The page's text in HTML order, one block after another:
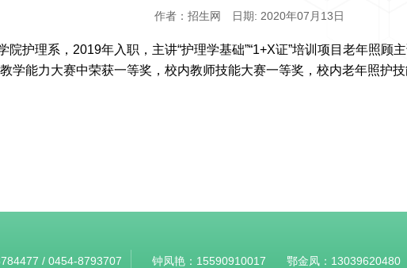
作者：招生网 日期: 2020年07月13日
院护理系， 2019年入职，主讲“护理学基础”“1+X证”培训项目老年照顾主
学能力大赛中荣获一等奖，校内教师技能大赛一等奖，校内老年照护
/ 0454-8793707
钟凤艳： 15590910017 鄂金凤： 13039620480